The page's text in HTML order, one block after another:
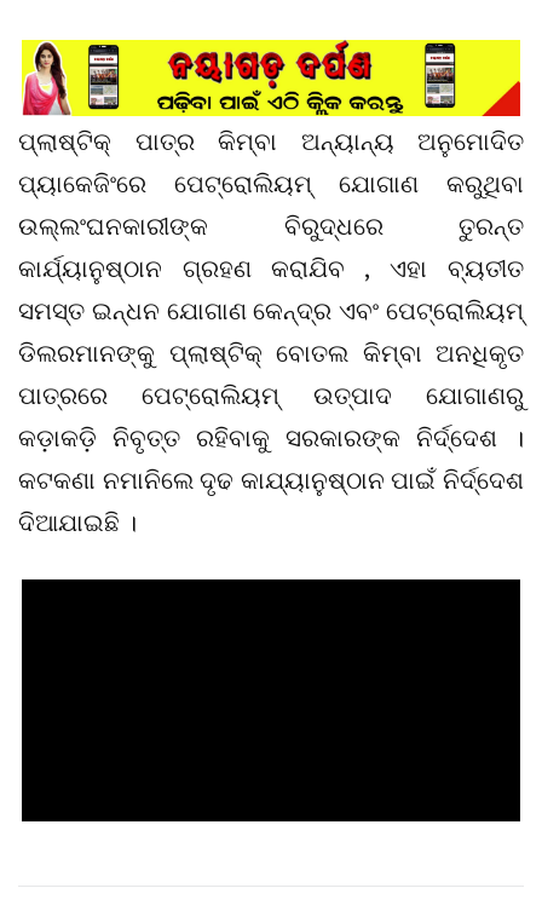
ପ୍ଲାଷ୍ଟିକ୍ ପାତ୍ର କିମ୍ବା ଅନ୍ୟାନ୍ୟ ଅନୁମୋଦିତ
ପ୍ୟାକେଜିଂରେ ପେଟ୍ରୋଲିୟମ୍ ଯୋଗାଣ କରୁଥିବା
ଉଲ୍ଲଂଘନକାରୀଙ୍କ ବିରୁଦ୍ଧରେ ତୁରନ୍ତ
କାର୍ଯ୍ୟାନୁଷ୍ଠାନ ଗ୍ରହଣ କରାଯିବ , ଏହା ବ୍ୟତୀତ
ସମସ୍ତ ଇନ୍ଧନ ଯୋଗାଣ କେନ୍ଦ୍ର ଏବଂ ପେଟ୍ରୋଲିୟମ୍
ଡିଲରମାନଙ୍କୁ ପ୍ଲାଷ୍ଟିକ୍ ବୋତଲ କିମ୍ବା ଅନଧିକୃତ
ପାତ୍ରରେ ପେଟ୍ରୋଲିୟମ୍ ଉତ୍ପାଦ ଯୋଗାଣରୁ
କଡ଼ାକଡ଼ି ନିବୃତ୍ତ ରହିବାକୁ ସରକାରଙ୍କ ନିର୍ଦ୍ଦେଶ ।
କଟକଣା ନମାନିଲେ ଦୃଢ କାଯ୍ୟାନୁଷ୍ଠାନ ପାଇଁ ନିର୍ଦ୍ଦେଶ
ଦିଆଯାଇଛି ।